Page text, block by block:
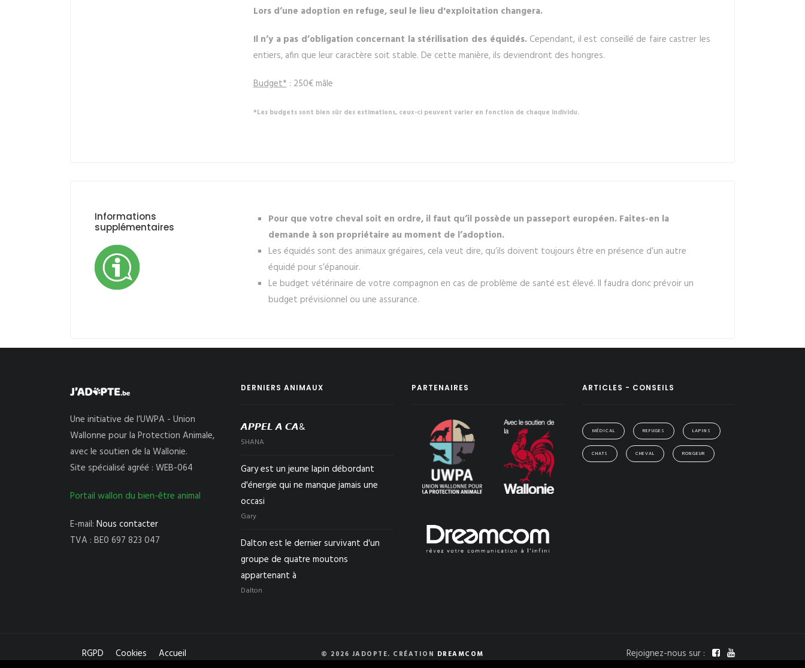
Lors d’une adoption en refuge, seul le lieu d'exploitation changera.
Il n’y a pas d’obligation concernant la stérilisation des équidés. Cependant, il est conseillé de faire castrer les
entiers, afin que leur caractère soit stable. De cette manière, ils deviendront des hongres.
Budget*: 250€ mâle
*Les budgets sont bien sûr des estimations, ceux-ci peuvent varier en fonction de chaque individu.
Informations
supplémentaires
Pour que votre cheval soit en ordre, il faut qu’il possède un passeport européen. Faites-en la
demande à son propriétaire au moment de l’adoption.
Les équidés sont des animaux grégaires, cela veut dire, qu’ils doivent toujours être en présence d’un autre
équidé pour s’épanouir.
Le budget vétérinaire de votre compagnon en cas de problème de santé est élevé. Il faudra donc prévoir un
budget prévisionnel ou une assurance.
Une initiative de l’UWPA - Union
Wallonne pour la Protection Animale,
avec le soutien de la Wallonie.
Site spécialisé agréé : WEB-064
Portail wallon du bien-être animal
E-mail: Nous contacter
TVA : BE0 697 823 047
DERNIERS ANIMAUX
𝘼𝙋𝙋𝙀𝙇 𝘼 𝘾𝘼&
SHANA
Gary est un jeune lapin débordant
d'énergie qui ne manque jamais une
occasi
Gary
Dalton est le dernier survivant d'un
groupe de quatre moutons
appartenant à
Dalton
PARTENAIRES ARTICLES - CONSEILS
MÉDICAL REFUGES LAPINS
CHATS CHEVAL RONGEUR
RGPD Cookies Accueil © 2026 JADOPTE. CRÉATION DREAMCOM Rejoignez-nous sur :